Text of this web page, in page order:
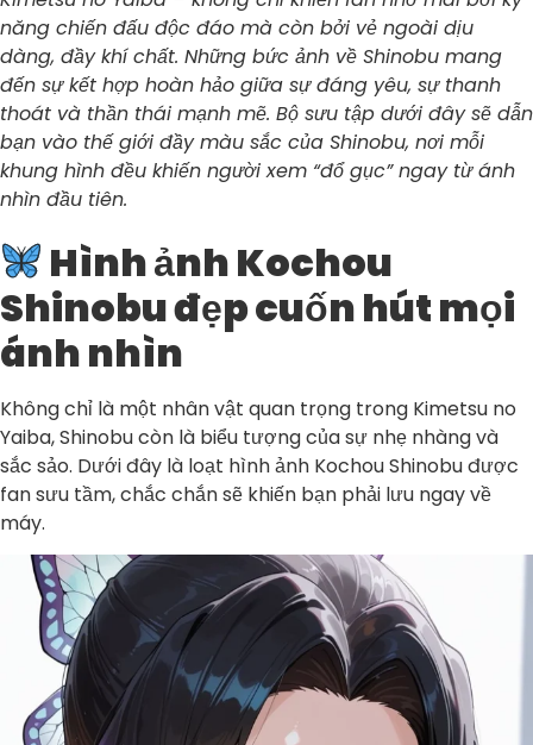
năng chiến đấu độc đáo mà còn bởi vẻ ngoài dịu
dàng, đầy khí chất. Những bức ảnh về Shinobu mang
đến sự kết hợp hoàn hảo giữa sự đáng yêu, sự thanh
thoát và thần thái mạnh mẽ. Bộ sưu tập dưới đây sẽ dẫn
bạn vào thế giới đầy màu sắc của Shinobu, nơi mỗi
khung hình đều khiến người xem “đổ gục” ngay từ ánh
nhìn đầu tiên.
Hình ảnh Kochou
Shinobu đẹp cuốn hút mọi
ánh nhìn
Không chỉ là một nhân vật quan trọng trong Kimetsu no
Yaiba, Shinobu còn là biểu tượng của sự nhẹ nhàng và
sắc sảo. Dưới đây là loạt hình ảnh Kochou Shinobu được
fan sưu tầm, chắc chắn sẽ khiến bạn phải lưu ngay về
máy.